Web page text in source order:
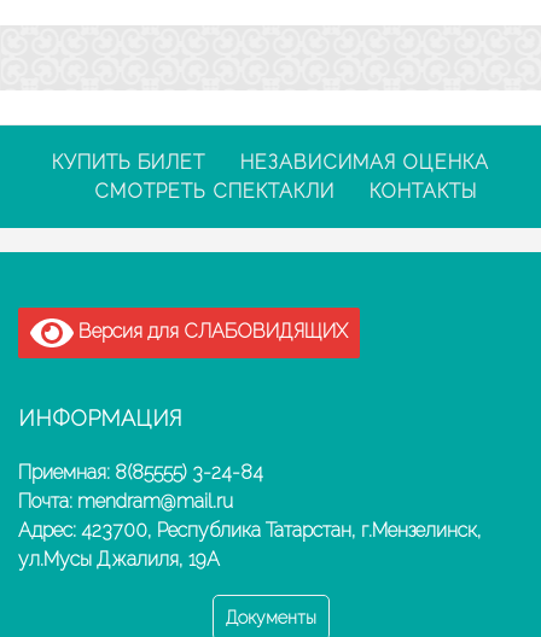
КУПИТЬ БИЛЕТ
НЕЗАВИСИМАЯ ОЦЕНКА
СМОТРЕТЬ СПЕКТАКЛИ
КОНТАКТЫ
Версия для СЛАБОВИДЯЩИХ
ИНФОРМАЦИЯ
Приемная: 8(85555) 3-24-84
Почта: mendram@mail.ru
Адрес: 423700, Республика Татарстан, г.Мензелинск,
ул.Мусы Джалиля, 19А
Документы